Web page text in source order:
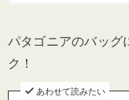
パタゴニアのバッグ
ク！
あわせて読みたい